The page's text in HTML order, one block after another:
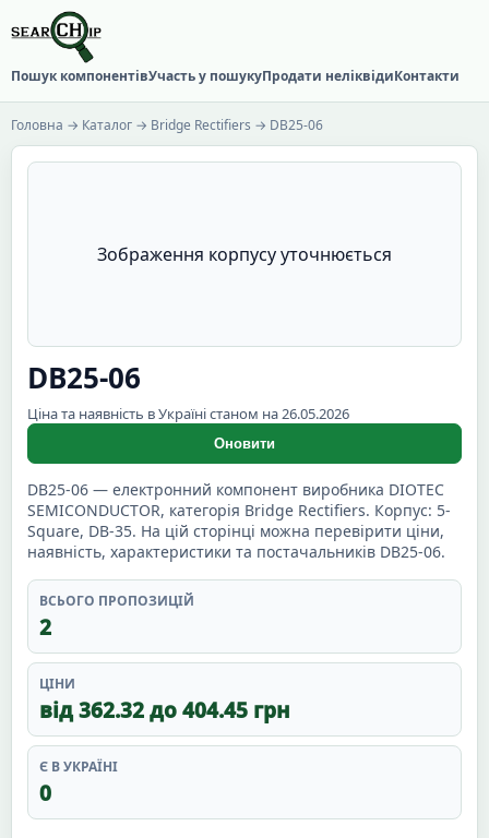
Пошук компонентівУчасть у пошукуПродати неліквідиКонтакти
Головна → Каталог → Bridge Rectifiers → DB25-06
Зображення корпусу уточнюється
DB25-06
Ціна та наявність в Україні станом на 26.05.2026
Оновити
DB25-06 — електронний компонент виробника DIOTEC
SEMICONDUCTOR, категорія Bridge Rectifiers. Корпус: 5-
Square, DB-35. На цій сторінці можна перевірити ціни,
наявність, характеристики та постачальників DB25-06.
ВСЬОГО ПРОПОЗИЦІЙ
2
ЦІНИ
від 362.32 до 404.45 грн
Є В УКРАЇНІ
0